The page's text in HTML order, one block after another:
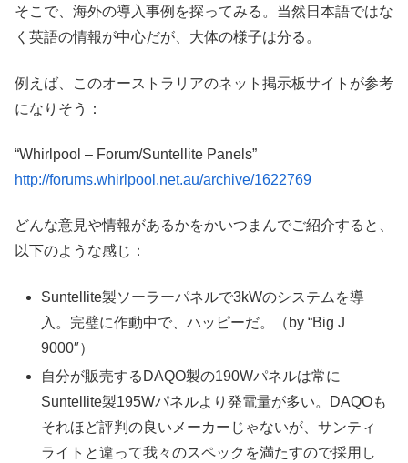
そこで、海外の導入事例を探ってみる。当然日本語ではな
く英語の情報が中心だが、大体の様子は分る。
例えば、このオーストラリアのネット掲示板サイトが参考
になりそう：
“Whirlpool – Forum/Suntellite Panels”
http://forums.whirlpool.net.au/archive/1622769
どんな意見や情報があるかをかいつまんでご紹介すると、
以下のような感じ：
Suntellite製ソーラーパネルで3kWのシステムを導
入。完璧に作動中で、ハッピーだ。（by “Big J
9000″）
自分が販売するDAQO製の190Wパネルは常に
Suntellite製195Wパネルより発電量が多い。DAQOも
それほど評判の良いメーカーじゃないが、サンティ
ライトと違って我々のスペックを満たすので採用し